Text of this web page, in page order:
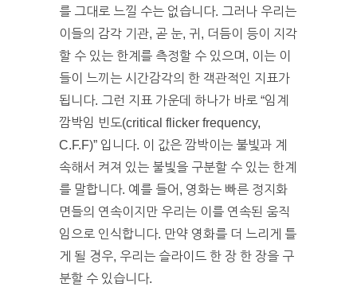
를 그대로 느낄 수는 없습니다. 그러나 우리는
이들의 감각 기관, 곧 눈, 귀, 더듬이 등이 지각
할 수 있는 한계를 측정할 수 있으며, 이는 이
들이 느끼는 시간감각의 한 객관적인 지표가
됩니다. 그런 지표 가운데 하나가 바로 “임계
깜박임 빈도(critical flicker frequency,
C.F.F)” 입니다. 이 값은 깜박이는 불빛과 계
속해서 켜져 있는 불빛을 구분할 수 있는 한계
를 말합니다. 예를 들어, 영화는 빠른 정지화
면들의 연속이지만 우리는 이를 연속된 움직
임으로 인식합니다. 만약 영화를 더 느리게 틀
게 될 경우, 우리는 슬라이드 한 장 한 장을 구
분할 수 있습니다.